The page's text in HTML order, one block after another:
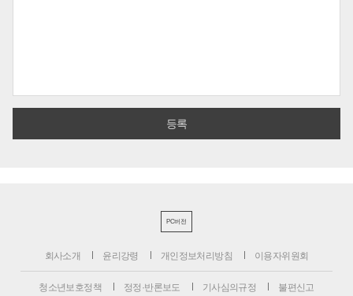
PC버전
회사소개 윤리강령 개인정보처리방침 이용자위원회
청소년보호정책 정정·반론보도 기사심의규정 불편신고